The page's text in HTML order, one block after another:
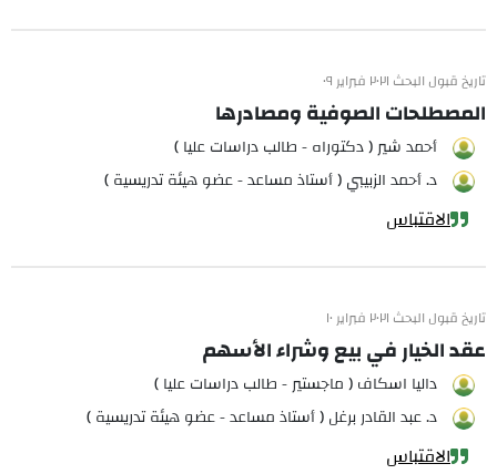
تاريخ قبول البحث ٢٠٢١ فبراير ٠٩
المصطلحات الصوفية ومصادرها
أحمد شير ( دكتوراه - طالب دراسات عليا )
د. أحمد الزبيبي ( أستاذ مساعد - عضو هيئة تدريسية )
الاقتباس
تاريخ قبول البحث ٢٠٢١ فبراير ١٠
عقد الخيار في بيع وشراء الأسهم
داليا اسكاف ( ماجستير - طالب دراسات عليا )
د. عبد القادر برغل ( أستاذ مساعد - عضو هيئة تدريسية )
الاقتباس